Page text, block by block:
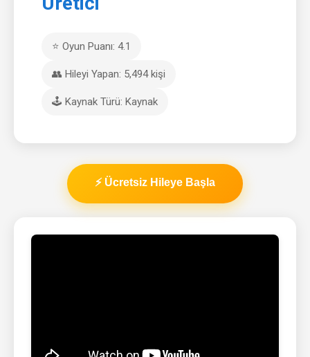
⭐ Oyun Puanı: 4.1
👥 Hileyi Yapan: 5,494 kişi
🕹️ Kaynak Türü: Kaynak
⚡ Ücretsiz Hileye Başla